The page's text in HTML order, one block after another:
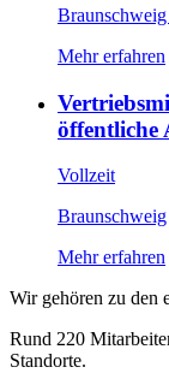
Braunschweig
Mehr erfahren
öffentliche
Vollzeit
Braunschweig
Mehr erfahren
Wir gehören zu den
Rund 220
Standorte.